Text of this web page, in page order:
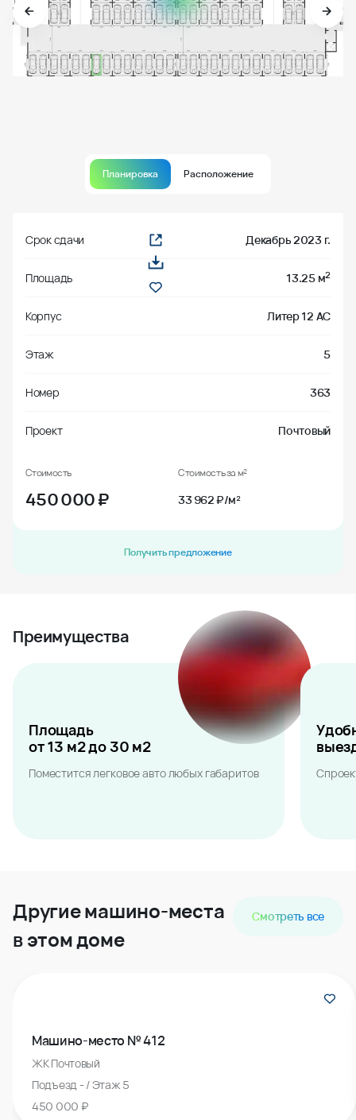
Планировка Расположение
Срок сдачи Декабрь 2023 г.
Площадь 13.25 м2
Корпус Литер 12 АС
Этаж 5
Номер 363
Проект Почтовый
Стоимость
450 000₽
Стоимость за м²
33 962 ₽/м²
Получить предложение
Преимущества
Площадь
от 13 м2 до 30 м2
Поместится легковое авто любых габаритов
Другие машино-места
в этом доме
Смотреть все
Машино-место № 412
ЖК Почтовый
Подъезд - / Этаж 5
450 000 ₽